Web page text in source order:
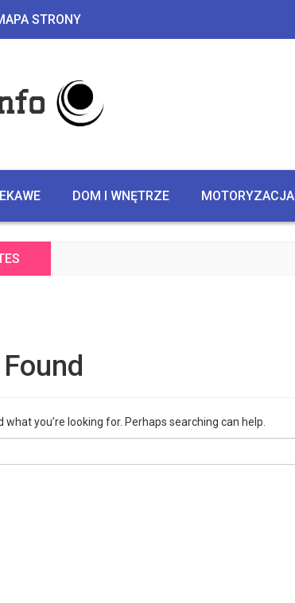
STRONY
DOM I WNĘTRZE MOTORYZACJA
what you’re looking for. Perhaps searching can help.